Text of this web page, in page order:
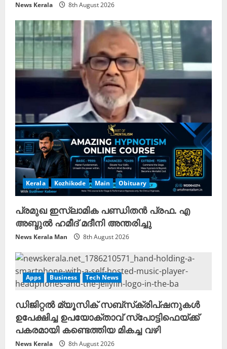
News Kerala 8th August 2026
Kerala Kozhikode Main Obituary
പ്രമുഖ ഇസ്‌ലാമിക പണ്ഡിതൻ പ്രഫ. എ
അബ്ദുൽ ഹമീദ് മദീനി അന്തരിച്ചു
News Kerala Man 8th August 2026
Apps Business Tech News
ഡിജിറ്റൽ മ്യൂസിക് സബ്‌സ്‌ക്രിപ്‌ഷനുകൾ
ഉപേക്ഷിച്ച ഉപയോക്താവ് സ്പോട്ടിഫെയ്ക്ക്
പകരമായി കണ്ടെത്തിയ മികച്ച വഴി
News Kerala 8th August 2026